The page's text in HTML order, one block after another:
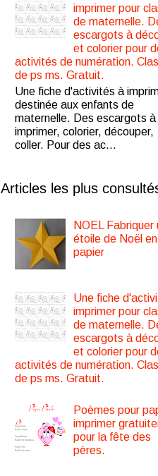
imprimer pour
de maternelle.
escargots à
et colorier pour
activités de numération.
de ps ms. Gratuit.
Une fiche d'activités à
destinée aux enfants de
maternelle. Des escargots à
imprimer, colorier, découper,
coller. Pour des ac...
Articles les plus
NOEL Fabriquer
étoile de Noël en
papier
Une fiche
imprimer pour
de maternelle.
escargots à
et colorier pour
activités de numération.
de ps ms. Gratuit.
Poèmes pour
imprimer
pour la fête des
pères.